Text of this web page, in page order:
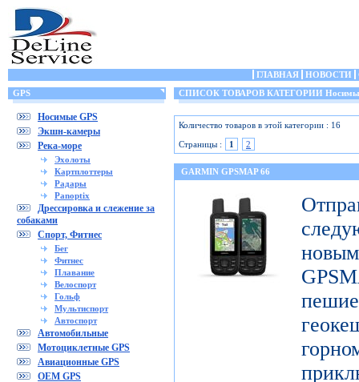
ГЛАВНАЯ НОВОСТИ
GPS
Носимые GPS
Экшн-камеры
Река-море
Эхолоты
Картплоттеры
Радары
Panoptix
Дрессировка и слежение за
собаками
Спорт, Фитнес
Бег
Фитнес
Плавание
Велоспорт
Гольф
Мультиспорт
Автоспорт
Автомобильные
Мотоциклетные GPS
Авиационные GPS
OEM GPS
СПИСОК ТОВАРОВ КАТЕГОРИИ
Количество товаров в этой категории : 16
Страницы :
1 2
GARMIN GPSMAP 66